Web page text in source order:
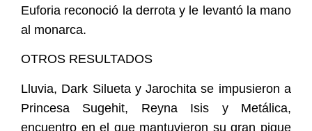
Euforia reconoció la derrota y le levantó la mano
al monarca.
OTROS RESULTADOS
Lluvia, Dark Silueta y Jarochita se impusieron a
Princesa Sugehit, Reyna Isis y Metálica,
encuentro en el que mantuvieron su gran pique